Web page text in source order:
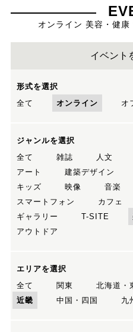
オンライン 美容・健
イベント
形式を選択
全て
オンライン オ
ジャンルを選択
全て
雑誌 人文
アート
建築デザイン
キッズ
映像 音楽
スマートフォン
カフェ
ギャラリー
T-SITE
アウトドア
エリアを選択
全て
関東 北海道・
近畿
中国・四国 九